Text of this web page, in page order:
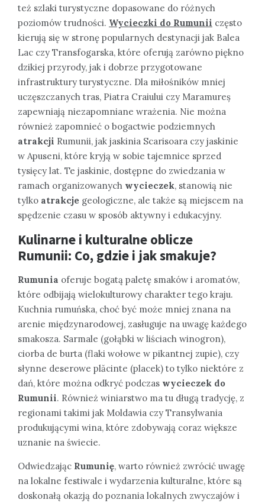
też szlaki turystyczne dopasowane do różnych
poziomów trudności. Wycieczki do Rumunii często
kierują się w stronę popularnych destynacji jak Balea
Lac czy Transfogarska, które oferują zarówno piękno
dzikiej przyrody, jak i dobrze przygotowane
infrastruktury turystyczne. Dla miłośników mniej
uczęszczanych tras, Piatra Craiului czy Maramureș
zapewniają niezapomniane wrażenia. Nie można
również zapomnieć o bogactwie podziemnych
atrakcji Rumunii, jak jaskinia Scarisoara czy jaskinie
w Apuseni, które kryją w sobie tajemnice sprzed
tysięcy lat. Te jaskinie, dostępne do zwiedzania w
ramach organizowanych wycieczek, stanowią nie
tylko atrakcje geologiczne, ale także są miejscem na
spędzenie czasu w sposób aktywny i edukacyjny.
Kulinarne i kulturalne oblicze
Rumunii: Co, gdzie i jak smakuje?
Rumunia oferuje bogatą paletę smaków i aromatów,
które odbijają wielokulturowy charakter tego kraju.
Kuchnia rumuńska, choć być może mniej znana na
arenie międzynarodowej, zasługuje na uwagę każdego
smakosza. Sarmale (gołąbki w liściach winogron),
ciorba de burta (flaki wołowe w pikantnej zupie), czy
słynne deserowe plăcinte (placek) to tylko niektóre z
dań, które można odkryć podczas wycieczek do
Rumunii. Również winiarstwo ma tu długą tradycję, z
regionami takimi jak Moldawia czy Transylwania
produkującymi wina, które zdobywają coraz większe
uznanie na świecie.
Odwiedzając Rumunię, warto również zwrócić uwagę
na lokalne festiwale i wydarzenia kulturalne, które są
doskonałą okazją do poznania lokalnych zwyczajów i